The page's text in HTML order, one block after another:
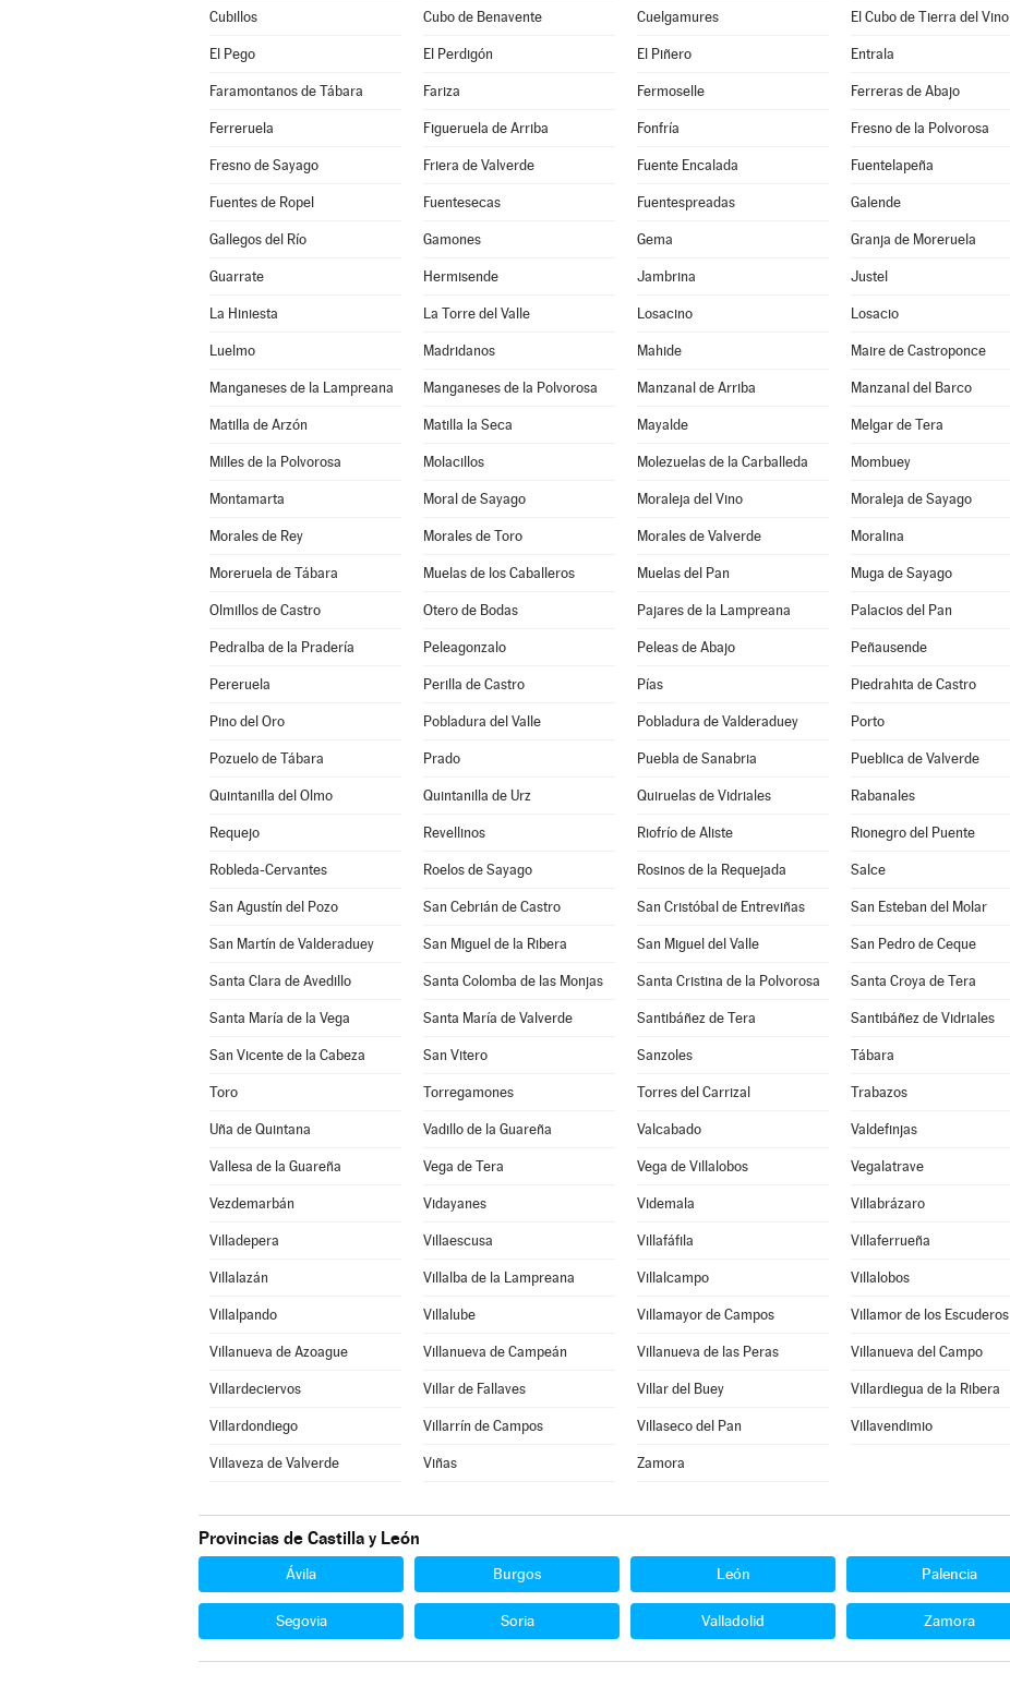
Cubillos Cubo de Benavente Cuelgamures El Cubo de Tierra del Vino
El Pego El Perdigón El Piñero Entrala
Faramontanos de Tábara Fariza Fermoselle Ferreras de Abajo
Ferreruela Figueruela de Arriba Fonfría Fresno de la Polvorosa
Fresno de Sayago Friera de Valverde Fuente Encalada Fuentelapeña
Fuentes de Ropel Fuentesecas Fuentespreadas Galende
Gallegos del Río Gamones Gema Granja de Moreruela
Guarrate Hermisende Jambrina Justel
La Hiniesta La Torre del Valle Losacino Losacio
Luelmo Madridanos Mahide Maire de Castroponce
Manganeses de la Lampreana Manganeses de la Polvorosa Manzanal de Arriba Manzanal del Barco
Matilla de Arzón Matilla la Seca Mayalde Melgar de Tera
Milles de la Polvorosa Molacillos Molezuelas de la Carballeda Mombuey
Montamarta Moral de Sayago Moraleja del Vino Moraleja de Sayago
Morales de Rey Morales de Toro Morales de Valverde Moralina
Moreruela de Tábara Muelas de los Caballeros Muelas del Pan Muga de Sayago
Olmillos de Castro Otero de Bodas Pajares de la Lampreana Palacios del Pan
Pedralba de la Pradería Peleagonzalo Peleas de Abajo Peñausende
Pereruela Perilla de Castro Pías Piedrahita de Castro
Pino del Oro Pobladura del Valle Pobladura de Valderaduey Porto
Pozuelo de Tábara Prado Puebla de Sanabria Pueblica de Valverde
Quintanilla del Olmo Quintanilla de Urz Quiruelas de Vidriales Rabanales
Requejo Revellinos Riofrío de Aliste Rionegro del Puente
Robleda-Cervantes Roelos de Sayago Rosinos de la Requejada Salce
San Agustín del Pozo San Cebrián de Castro San Cristóbal de Entreviñas San Esteban del Molar
San Martín de Valderaduey San Miguel de la Ribera San Miguel del Valle San Pedro de Ceque
Santa Clara de Avedillo Santa Colomba de las Monjas Santa Cristina de la Polvorosa Santa Croya de Tera
Santa María de la Vega Santa María de Valverde Santibáñez de Tera Santibáñez de Vidriales
San Vicente de la Cabeza San Vitero Sanzoles Tábara
Toro Torregamones Torres del Carrizal Trabazos
Uña de Quintana Vadillo de la Guareña Valcabado Valdefinjas
Vallesa de la Guareña Vega de Tera Vega de Villalobos Vegalatrave
Vezdemarbán Vidayanes Videmala Villabrázaro
Villadepera Villaescusa Villafáfila Villaferrueña
Villalazán Villalba de la Lampreana Villalcampo Villalobos
Villalpando Villalube Villamayor de Campos Villamor de los Escuderos
Villanueva de Azoague Villanueva de Campeán Villanueva de las Peras Villanueva del Campo
Villardeciervos Villar de Fallaves Villar del Buey Villardiegua de la Ribera
Villardondiego Villarrín de Campos Villaseco del Pan Villavendimio
Villaveza de Valverde Viñas Zamora
Provincias de Castilla y León
Ávila Burgos León Palencia
Segovia Soria Valladolid Zamora